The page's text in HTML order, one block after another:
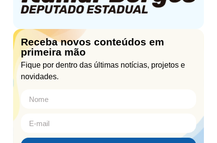
Receba novos conteúdos em
primeira mão
Fique por dentro das últimas notícias, projetos e
novidades.